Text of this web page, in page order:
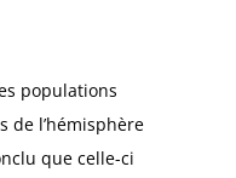
populations
de l’hémisphère
que celle-ci